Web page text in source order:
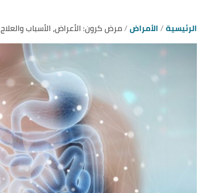
الرئيسية الأمراض مرض كرون: الأعراض، الأسباب والعلاج